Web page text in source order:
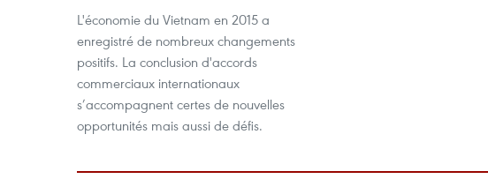
L'économie du Vietnam en 2015 a
enregistré de nombreux changements
positifs. La conclusion d'accords
commerciaux internationaux
s’accompagnent certes de nouvelles
opportunités mais aussi de défis.